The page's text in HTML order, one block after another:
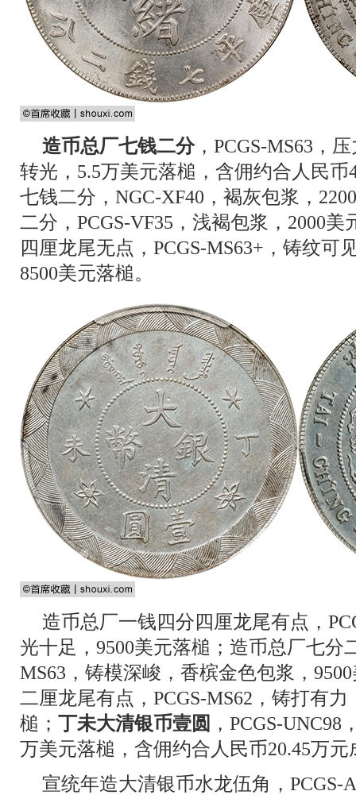
造币总厂七钱二分，PCGS-MS63，
转光，5.5万美元落槌，含佣约合人民币
七钱二分，NGC-XF40，褐灰包浆，
二分，PCGS-VF35，浅褐包浆，2000
四厘龙尾无点，PCGS-MS63+，铸纹可
8500美元落槌。
造币总厂一钱四分四厘龙尾有点，
光十足，9500美元落槌；造币总厂七分
MS63，铸模深峻，香槟金色包浆，
二厘龙尾有点，PCGS-MS62，铸打有
槌； 丁未大清银币壹圆 ，PCGS-
万美元落槌，含佣约合人民币20.45万元
宣统年造大清银币水龙伍角，PCGS-